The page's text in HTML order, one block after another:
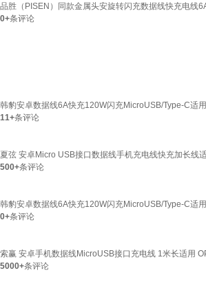
品胜（PISEN）同款金属头安旋转闪充数据线快充电线
0+条评论
韩豹安卓数据线6A快充120W闪充MicroUSB/Type-C适
11+条评论
夏弦 安卓Micro USB接口数据线手机充电线快充加长线
500+条评论
韩豹安卓数据线6A快充120W闪充MicroUSB/Type-C适
0+条评论
索赢 安卓手机数据线MicroUSB接口充电线 1米长适用
5000+条评论